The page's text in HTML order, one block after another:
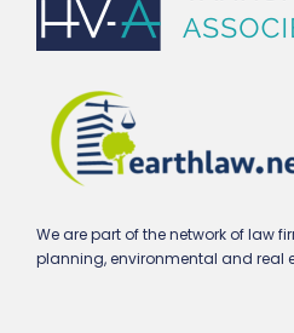
We are part of the network of law
planning, environmental and real